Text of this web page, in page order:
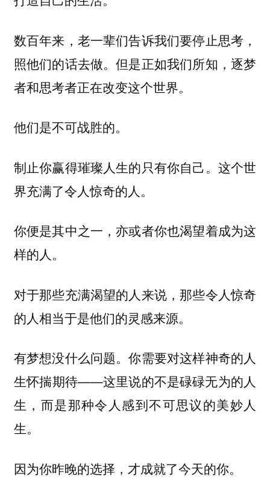
数百年来，老一辈们告诉我们要停止思考，
照他们的话去做。但是正如我们所知，逐梦
者和思考者正在改变这个世界。
他们是不可战胜的。
制止你赢得璀璨人生的只有你自己。这个世
界充满了令人惊奇的人。
你便是其中之一，亦或者你也渴望着成为这
样的人。
对于那些充满渴望的人来说，那些令人惊奇
的人相当于是他们的灵感来源。
有梦想没什么问题。你需要对这样神奇的人
生怀揣期待——这里说的不是碌碌无为的人
生，而是那种令人感到不可思议的美妙人
生。
因为你昨晚的选择，才成就了今天的你。